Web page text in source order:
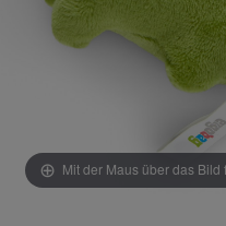
Mit der Maus über das Bild